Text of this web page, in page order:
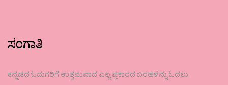
ಸಂಗಾತಿ
ಕನ್ನಡದ ಓದುಗರಿಗೆ ಉತ್ತಮವಾದ ಎಲ್ಲ ಪ್ರಕಾರದ ಬರಹಳನ್ನು ಓದಲು